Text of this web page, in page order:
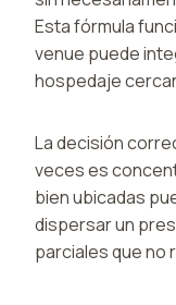
Esta fórmula
venue puede
hospedaje
La decisión
veces es
bien ubicadas
dispersar un
parciales que no